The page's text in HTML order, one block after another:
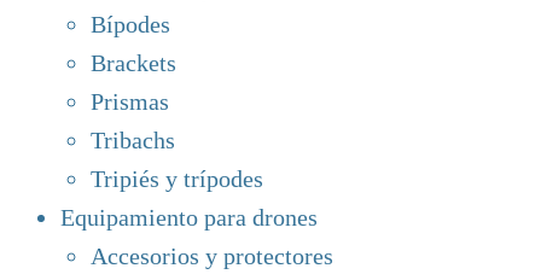
Bípodes
Brackets
Prismas
Tribachs
Tripiés y trípodes
Equipamiento para drones
Accesorios y protectores